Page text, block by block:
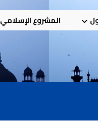
المشروع الإسلامي